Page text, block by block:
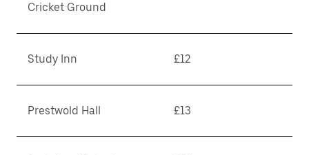
Cricket Ground
Study Inn £12
Prestwold Hall £13